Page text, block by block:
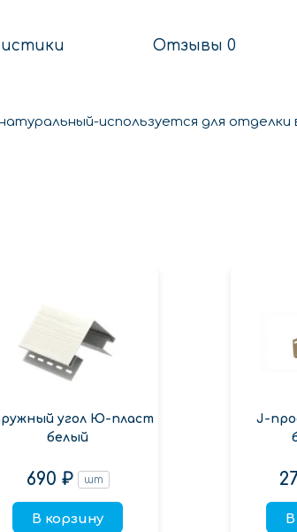
Отзывы 0
используется для отделки
угол Ю-пласт
белый
690 ₽ шт
В корзину
J-